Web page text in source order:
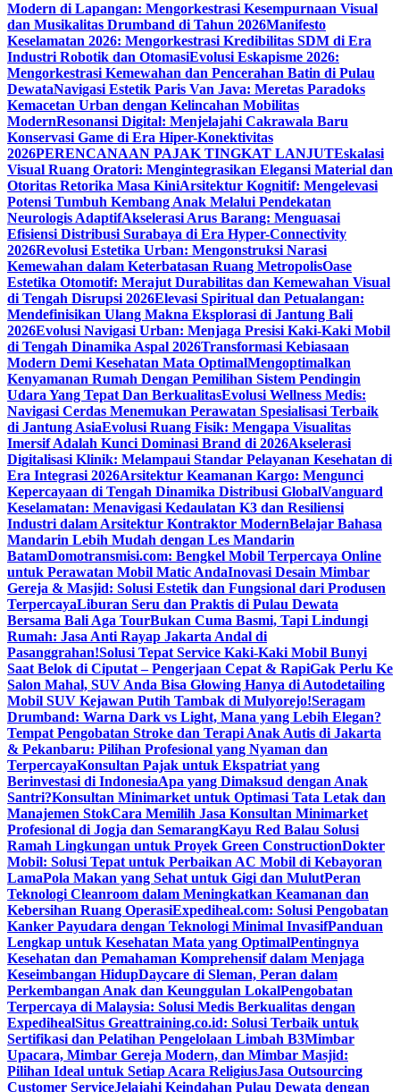
Modern di Lapangan: Mengorkestrasi Kesempurnaan Visual
dan Musikalitas Drumband di Tahun 2026Manifesto
Keselamatan 2026: Mengorkestrasi Kredibilitas SDM di Era
Industri Robotik dan OtomasiEvolusi Eskapisme 2026:
Mengorkestrasi Kemewahan dan Pencerahan Batin di Pulau
DewataNavigasi Estetik Paris Van Java: Meretas Paradoks
Kemacetan Urban dengan Kelincahan Mobilitas
ModernResonansi Digital: Menjelajahi Cakrawala Baru
Konservasi Game di Era Hiper-Konektivitas
2026PERENCANAAN PAJAK TINGKAT LANJUTEskalasi
Visual Ruang Oratori: Mengintegrasikan Elegansi Material dan
Otoritas Retorika Masa KiniArsitektur Kognitif: Mengelevasi
Potensi Tumbuh Kembang Anak Melalui Pendekatan
Neurologis AdaptifAkselerasi Arus Barang: Menguasai
Efisiensi Distribusi Surabaya di Era Hyper-Connectivity
2026Revolusi Estetika Urban: Mengonstruksi Narasi
Kemewahan dalam Keterbatasan Ruang MetropolisOase
Estetika Otomotif: Merajut Durabilitas dan Kemewahan Visual
di Tengah Disrupsi 2026Elevasi Spiritual dan Petualangan:
Mendefinisikan Ulang Makna Eksplorasi di Jantung Bali
2026Evolusi Navigasi Urban: Menjaga Presisi Kaki-Kaki Mobil
di Tengah Dinamika Aspal 2026Transformasi Kebiasaan
Modern Demi Kesehatan Mata OptimalMengoptimalkan
Kenyamanan Rumah Dengan Pemilihan Sistem Pendingin
Udara Yang Tepat Dan BerkualitasEvolusi Wellness Medis:
Navigasi Cerdas Menemukan Perawatan Spesialisasi Terbaik
di Jantung AsiaEvolusi Ruang Fisik: Mengapa Visualitas
Imersif Adalah Kunci Dominasi Brand di 2026Akselerasi
Digitalisasi Klinik: Melampaui Standar Pelayanan Kesehatan di
Era Integrasi 2026Arsitektur Keamanan Kargo: Mengunci
Kepercayaan di Tengah Dinamika Distribusi GlobalVanguard
Keselamatan: Menavigasi Kedaulatan K3 dan Resiliensi
Industri dalam Arsitektur Kontraktor ModernBelajar Bahasa
Mandarin Lebih Mudah dengan Les Mandarin
BatamDomotransmisi.com: Bengkel Mobil Terpercaya Online
untuk Perawatan Mobil Matic AndaInovasi Desain Mimbar
Gereja & Masjid: Solusi Estetik dan Fungsional dari Produsen
TerpercayaLiburan Seru dan Praktis di Pulau Dewata
Bersama Bali Aga TourBukan Cuma Basmi, Tapi Lindungi
Rumah: Jasa Anti Rayap Jakarta Andal di
Pasanggrahan!Solusi Tepat Service Kaki-Kaki Mobil Bunyi
Saat Belok di Ciputat – Pengerjaan Cepat & RapiGak Perlu Ke
Salon Mahal, SUV Anda Bisa Glowing Hanya di Autodetailing
Mobil SUV Kejawan Putih Tambak di Mulyorejo!Seragam
Drumband: Warna Dark vs Light, Mana yang Lebih Elegan?
Tempat Pengobatan Stroke dan Terapi Anak Autis di Jakarta
& Pekanbaru: Pilihan Profesional yang Nyaman dan
TerpercayaKonsultan Pajak untuk Ekspatriat yang
Berinvestasi di IndonesiaApa yang Dimaksud dengan Anak
Santri?Konsultan Minimarket untuk Optimasi Tata Letak dan
Manajemen StokCara Memilih Jasa Konsultan Minimarket
Profesional di Jogja dan SemarangKayu Red Balau Solusi
Ramah Lingkungan untuk Proyek Green ConstructionDokter
Mobil: Solusi Tepat untuk Perbaikan AC Mobil di Kebayoran
LamaPola Makan yang Sehat untuk Gigi dan MulutPeran
Teknologi Cleanroom dalam Meningkatkan Keamanan dan
Kebersihan Ruang OperasiExpediheal.com: Solusi Pengobatan
Kanker Payudara dengan Teknologi Minimal InvasifPanduan
Lengkap untuk Kesehatan Mata yang OptimalPentingnya
Kesehatan dan Pemahaman Komprehensif dalam Menjaga
Keseimbangan HidupDaycare di Sleman, Peran dalam
Perkembangan Anak dan Keunggulan LokalPengobatan
Terpercaya di Malaysia: Solusi Medis Berkualitas dengan
ExpedihealSitus Greattraining.co.id: Solusi Terbaik untuk
Sertifikasi dan Pelatihan Pengelolaan Limbah B3Mimbar
Upacara, Mimbar Gereja Modern, dan Mimbar Masjid:
Pilihan Ideal untuk Setiap Acara ReligiusJasa Outsourcing
Customer ServiceJelajahi Keindahan Pulau Dewata dengan